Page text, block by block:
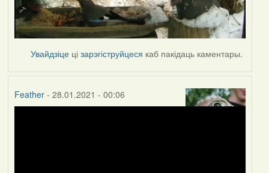
Увайдзіце цізарэгіструйцеся каб пакідаць каментары.
Feather- 28.01.2021 - 00:06